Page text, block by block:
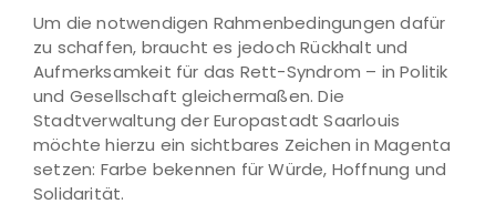
Um die notwendigen Rahmenbedingungen dafür
zu schaffen, braucht es jedoch Rückhalt und
Aufmerksamkeit für das Rett-Syndrom – in Politik
und Gesellschaft gleichermaßen. Die
Stadtverwaltung der Europastadt Saarlouis
möchte hierzu ein sichtbares Zeichen in Magenta
setzen: Farbe bekennen für Würde, Hoffnung und
Solidarität.